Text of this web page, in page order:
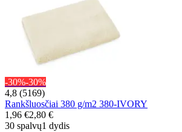
-30%-30%
4,8 (5169)
Rankšluosčiai 380 g/m2 380-IVORY
1,96 €2,80 €
30 spalvų1 dydis